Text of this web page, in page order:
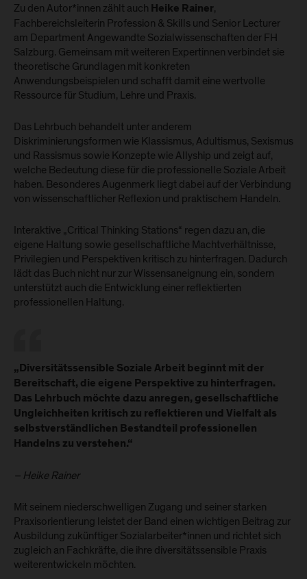
Zu den Autor*innen zählt auch Heike Rainer,
Fachbereichsleiterin Profession & Skills und Senior Lecturer
am Department Angewandte Sozialwissenschaften der FH
Salzburg. Gemeinsam mit weiteren Expertinnen verbindet sie
theoretische Grundlagen mit konkreten
Anwendungsbeispielen und schafft damit eine wertvolle
Ressource für Studium, Lehre und Praxis.
Das Lehrbuch behandelt unter anderem
Diskriminierungsformen wie Klassismus, Adultismus, Sexismus
und Rassismus sowie Konzepte wie Allyship und zeigt auf,
welche Bedeutung diese für die professionelle Soziale Arbeit
haben. Besonderes Augenmerk liegt dabei auf der Verbindung
von wissenschaftlicher Reflexion und praktischem Handeln.
Interaktive „Critical Thinking Stations“ regen dazu an, die
eigene Haltung sowie gesellschaftliche Machtverhältnisse,
Privilegien und Perspektiven kritisch zu hinterfragen. Dadurch
lädt das Buch nicht nur zur Wissensaneignung ein, sondern
unterstützt auch die Entwicklung einer reflektierten
professionellen Haltung.
„Diversitätssensible Soziale Arbeit beginnt mit der
Bereitschaft, die eigene Perspektive zu hinterfragen.
Das Lehrbuch möchte dazu anregen, gesellschaftliche
Ungleichheiten kritisch zu reflektieren und Vielfalt als
selbstverständlichen Bestandteil professionellen
Handelns zu verstehen.“
– Heike Rainer
Mit seinem niederschwelligen Zugang und seiner starken
Praxisorientierung leistet der Band einen wichtigen Beitrag zur
Ausbildung zukünftiger Sozialarbeiter*innen und richtet sich
zugleich an Fachkräfte, die ihre diversitätssensible Praxis
weiterentwickeln möchten.